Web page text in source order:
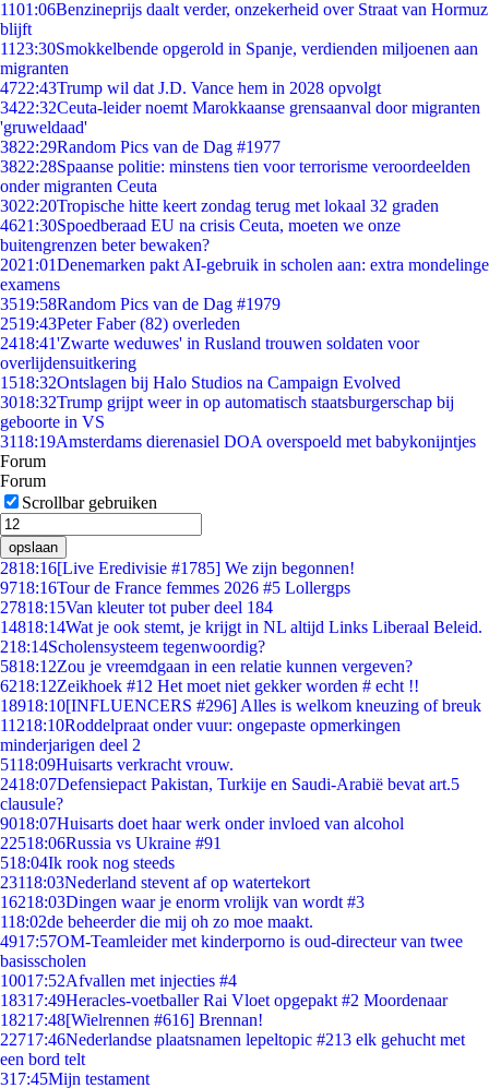
1101:06Benzineprijs daalt verder, onzekerheid over Straat van Hormuz
blijft
11 23:30Smokkelbende opgerold in Spanje, verdienden miljoenen aan
migranten
4722:43Trump wil dat J.D. Vance hem in 2028 opvolgt
3422:32Ceuta-leider noemt Marokkaanse grensaanval door migranten
'gruweldaad'
3822:29Random Pics van de Dag #1977
3822:28Spaanse politie: minstens tien voor terrorisme veroordeelden
onder migranten Ceuta
3022:20Tropische hitte keert zondag terug met lokaal 32 graden
4621:30Spoedberaad EU na crisis Ceuta, moeten we onze
buitengrenzen beter bewaken?
2021:01Denemarken pakt AI-gebruik in scholen aan: extra mondelinge
examens
3519:58Random Pics van de Dag #1979
2519:43Peter Faber (82) overleden
2418:41'Zwarte weduwes' in Rusland trouwen soldaten voor
overlijdensuitkering
1518:32Ontslagen bij Halo Studios na Campaign Evolved
3018:32Trump grijpt weer in op automatisch staatsburgerschap bij
geboorte in VS
3118:19Amsterdams dierenasiel DOA overspoeld met babykonijntjes
Forum
Forum
Scrollbar gebruiken
opslaan
2818:16[Live Eredivisie #1785] We zijn begonnen!
9718:16Tour de France femmes 2026 #5 Lollergps
27818:15Van kleuter tot puber deel 184
14818:14Wat je ook stemt, je krijgt in NL altijd Links Liberaal Beleid.
218:14Scholensysteem tegenwoordig?
5818:12Zou je vreemdgaan in een relatie kunnen vergeven?
6218:12Zeikhoek #12 Het moet niet gekker worden # echt !!
18918:10[INFLUENCERS #296] Alles is welkom kneuzing of breuk
11218:10Roddelpraat onder vuur: ongepaste opmerkingen
minderjarigen deel 2
5118:09Huisarts verkracht vrouw.
2418:07Defensiepact Pakistan, Turkije en Saudi-Arabië bevat art.5
clausule?
9018:07Huisarts doet haar werk onder invloed van alcohol
22518:06Russia vs Ukraine #91
518:04Ik rook nog steeds
23118:03Nederland stevent af op watertekort
16218:03Dingen waar je enorm vrolijk van wordt #3
118:02de beheerder die mij oh zo moe maakt.
4917:57OM-Teamleider met kinderporno is oud-directeur van twee
basisscholen
10017:52Afvallen met injecties #4
18317:49Heracles-voetballer Rai Vloet opgepakt #2 Moordenaar
18217:48[Wielrennen #616] Brennan!
22717:46Nederlandse plaatsnamen lepeltopic #213 elk gehucht met
een bord telt
317:45Mijn testament